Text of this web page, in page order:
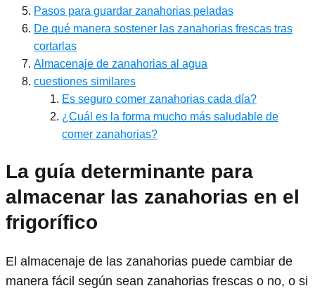
Pasos para guardar zanahorias peladas
De qué manera sostener las zanahorias frescas tras
cortarlas
Almacenaje de zanahorias al agua
cuestiones similares
Es seguro comer zanahorias cada día?
¿Cuál es la forma mucho más saludable de
comer zanahorias?
La guía determinante para
almacenar las zanahorias en el
frigorífico
El almacenaje de las zanahorias puede cambiar de
manera fácil según sean zanahorias frescas o no, o si